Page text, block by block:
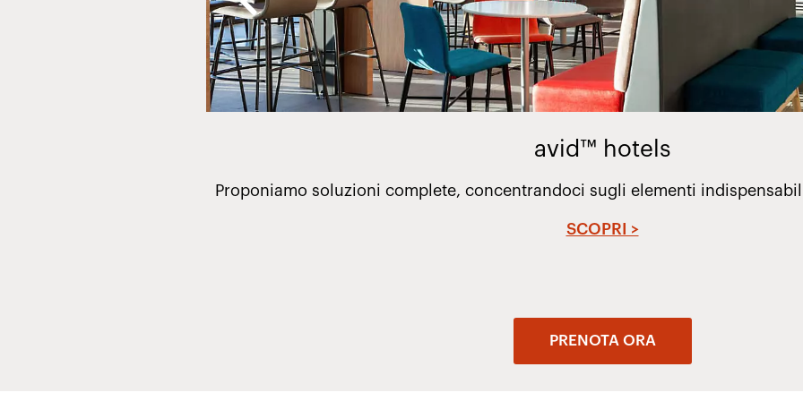
avid™ hotels
Proponiamo soluzioni complete, concentrandoci sugli elementi
SCOPRI >
PRENOTA ORA